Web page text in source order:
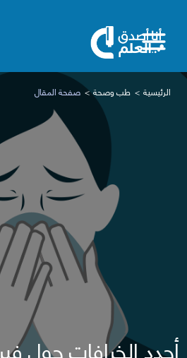
الرئيسية طب وصحة صفحة المقال
أجدد الخرافات حول